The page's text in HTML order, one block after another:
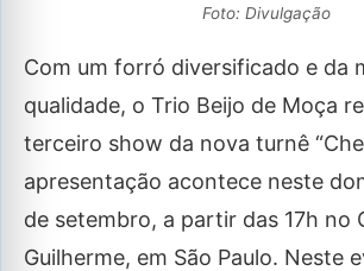
Foto: Divulgação
Com um forró diversificado e da
qualidade, o Trio Beijo de Moça
terceiro show da nova turnê
apresentação acontece neste
de setembro, a partir das 17h no
Guilherme, em São Paulo. Neste